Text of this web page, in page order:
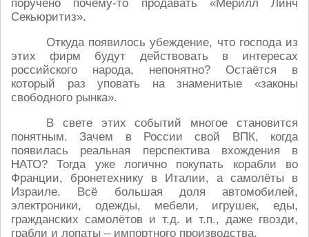
поручено почему-то продавать «Мерилл Линч
Секьюритиз».
Откуда появилось убеждение, что господа из
этих фирм будут действовать в интересах
российского народа, непонятно? Остаётся в
который раз уповать на знаменитые «законы
свободного рынка».
В свете этих событий многое становится
понятным. Зачем в России свой ВПК, когда
появилась реальная перспектива вхождения в
НАТО? Тогда уже логично покупать корабли во
Франции, бронетехнику в Италии, а самолёты в
Израиле. Всё большая доля автомобилей,
электроники, одежды, мебели, игрушек, еды,
гражданских самолётов и т.д. и т.п., даже гвозди,
грабли и лопаты – импортного производства.